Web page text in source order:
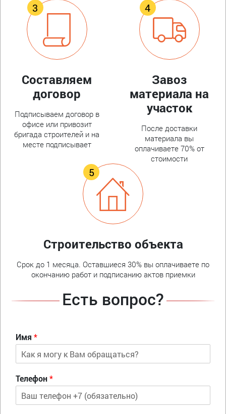
Составляем
договор
Подписываем договор в
офисе или привозит
бригада строителей и на
месте подписывает
Завоз
материала на
участок
После доставки
материала вы
оплачиваете 70% от
стоимости
Строительство объекта
Срок до 1 месяца. Оставшиеся 30% вы оплачиваете по
окончанию работ и подписанию актов приемки
Есть вопрос?
Имя *
Телефон*